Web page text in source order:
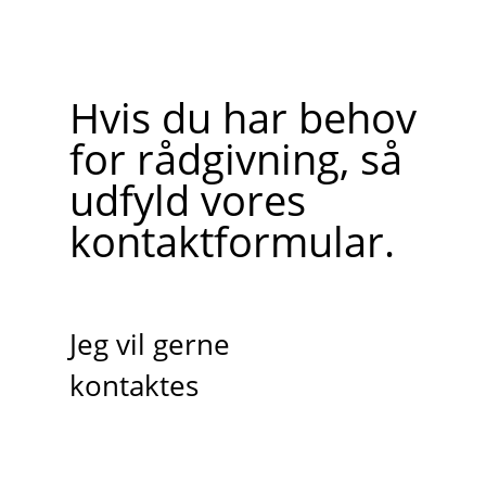
Hvis du har behov
for rådgivning, så
udfyld vores
kontaktformular.
Jeg vil gerne
kontaktes